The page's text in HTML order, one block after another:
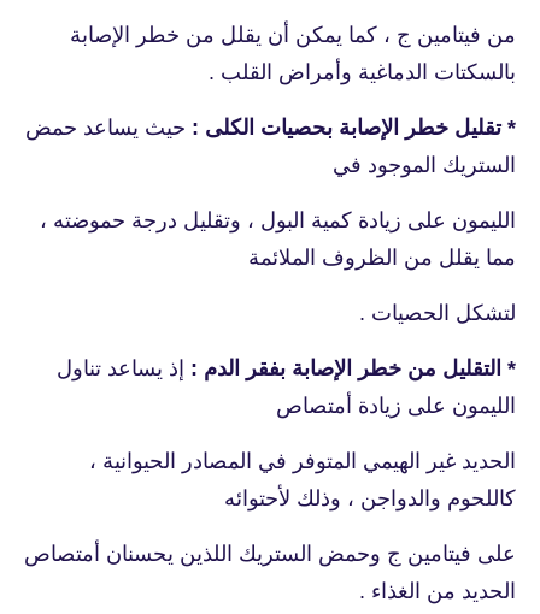
من فيتامين ج ، كما يمكن أن يقلل من خطر الإصابة
بالسكتات الدماغية وأمراض القلب .
* تقليل خطر الإصابة بحصيات الكلى : حيث يساعد حمض
الستريك الموجود في
الليمون على زيادة كمية البول ، وتقليل درجة حموضته ،
مما يقلل من الظروف الملائمة
لتشكل الحصيات .
* التقليل من خطر الإصابة بفقر الدم : إذ يساعد تناول
الليمون على زيادة أمتصاص
الحديد غير الهيمي المتوفر في المصادر الحيوانية ،
كاللحوم والدواجن ، وذلك لأحتوائه
على فيتامين ج وحمض الستريك اللذين يحسنان أمتصاص
الحديد من الغذاء .